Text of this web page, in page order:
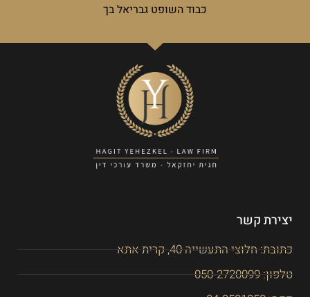
כבוד השופט גבריאל בך
יצירת קשר
כתובת: חלוצי התעשייה 40, קרית אתא
טלפון: 050-2720099